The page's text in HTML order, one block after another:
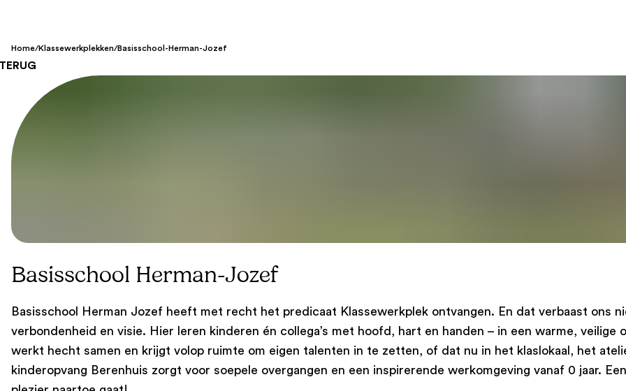
Home/Klassewerkplekken/Basisschool-Herman-Jozef
Basisschool Herman-Jozef
Basisschool Herman Jozef heeft met recht het predicaat Klassewerkplek ontvangen. En dat verbaast ons
verbondenheid en visie. Hier leren kinderen én collega’s met hoofd, hart en handen – in een warme,
werkt hecht samen en krijgt volop ruimte om eigen talenten in te zetten, of dat nu in het klaslokaal, het
kinderopvang Berenhuis zorgt voor soepele overgangen en een inspirerende werkomgeving vanaf 0 jaar.